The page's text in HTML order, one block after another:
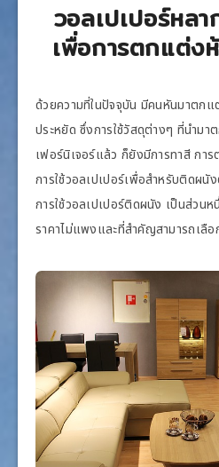
วอลเปเปอร์หล
เพื่อการตกแต่ง
ด้วยความที่ในปัจจุบัน มีคนหันมาตกแ
ประหยัด ซึ่งการใช้วัสดุต่างๆ ที่นำม
เฟอร์นิเจอร์แล้ว ก็ยังมีการทาสี กา
การใช้วอลเปเปอร์เพื่อสำหรับติดผ
การใช้วอลเปเปอร์ติดผนัง เป็นส่วน
ราคาไม่แพงและที่สำคัญสามารถเลื